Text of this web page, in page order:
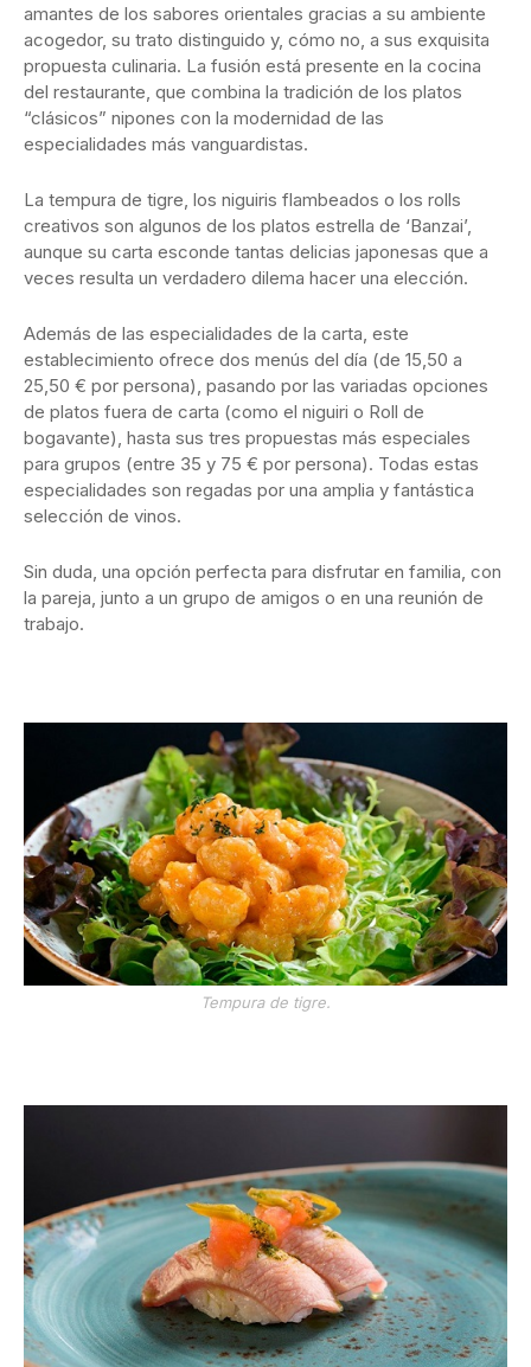
amantes de los sabores orientales gracias a su ambiente
acogedor, su trato distinguido y, cómo no, a sus exquisita
propuesta culinaria. La fusión está presente en la cocina
del restaurante, que combina la tradición de los platos
“clásicos” nipones con la modernidad de las
especialidades más vanguardistas.
La tempura de tigre, los niguiris flambeados o los rolls
creativos son algunos de los platos estrella de ‘Banzai’,
aunque su carta esconde tantas delicias japonesas que a
veces resulta un verdadero dilema hacer una elección.
Además de las especialidades de la carta, este
establecimiento ofrece dos menús del día (de 15,50 a
25,50 € por persona), pasando por las variadas opciones
de platos fuera de carta (como el niguiri o Roll de
bogavante), hasta sus tres propuestas más especiales
para grupos (entre 35 y 75 € por persona). Todas estas
especialidades son regadas por una amplia y fantástica
selección de vinos.
Sin duda, una opción perfecta para disfrutar en familia, con
la pareja, junto a un grupo de amigos o en una reunión de
trabajo.
Tempura de tigre.